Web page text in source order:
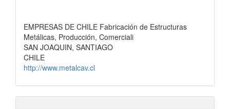
EMPRESAS DE CHILE Fabricación de Estructuras
Metálicas, Producción, Comerciali
SAN JOAQUIN, SANTIAGO
CHILE
http://www.metalcav.cl